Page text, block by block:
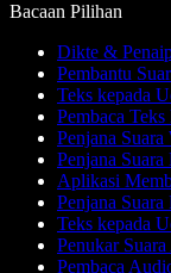
Bacaan Pilihan
Dikte &
Pembantu
Teks kepada
Pembaca
Penjana Suara
Penjana Suara
Aplikasi
Penjana Suara
Teks kepada
Penukar
Pembaca